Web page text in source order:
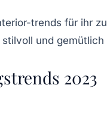
2023